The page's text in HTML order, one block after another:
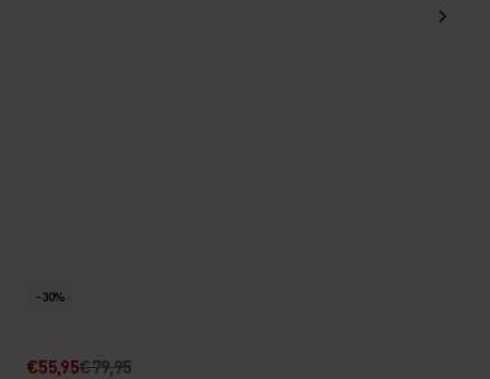
-30%
€55,95€79,95